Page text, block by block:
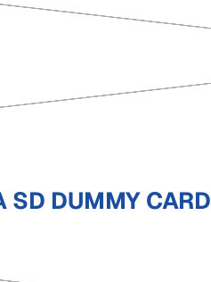
DUMMY CARD